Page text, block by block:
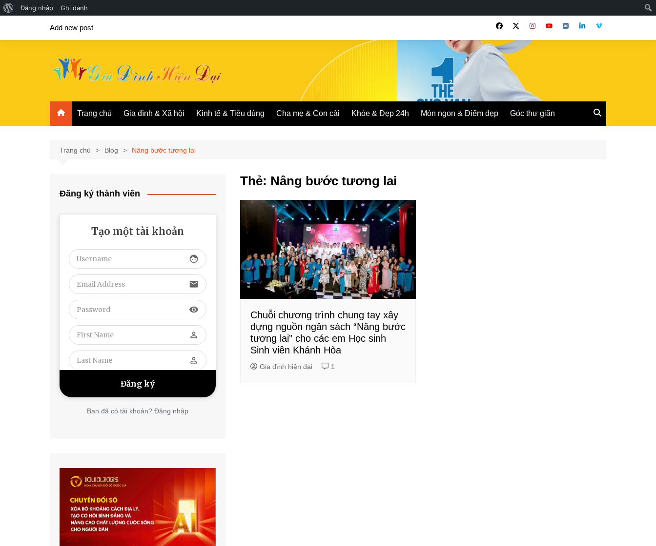
Giới
về
Đăng nhập Ghi danh
Add new post
Trang chủ Gia đình & Xã hội Kinh tế & Tiêu dùng Cha mẹ & Con cái Khỏe & Đẹp 24h Món ngon & Điểm đẹp Góc thư giãn
Trang chủ Blog Nâng bước tương lai
Thẻ: Nâng bước tương lai
Chuỗi chương trình chung tay xây
dựng nguồn ngân sách “Nâng bước
tương lai” cho các em Học sinh
Sinh viên Khánh Hòa
Gia đình hiện đại 1
Đăng ký thành viên
Tạo một tài khoản
face
email
visibility
perm_identity
perm_identity
Bạn đã có tài khoản? Đăng nhập